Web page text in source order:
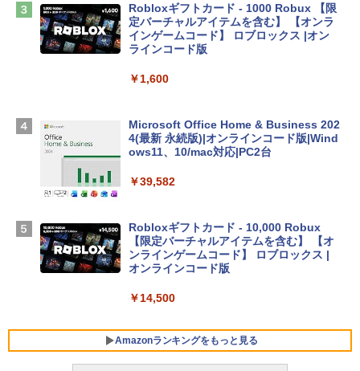
【Amazon.co.jp限定】 HP ノートパソコ
ン 15-fd 15.6インチ 16GBメモリ 512GB
SSD インテル Core 5
￥129,800
Apple 2026 MacBook Air M5チップ搭載
13インチノートブック：AIとApple Intell
igence、13.6インチLiquid Retinaディ
TB SSDストレージ、12MPセンターフレ
￥261,414
コン Vivobook 15 M1502NAQ 15.6イン
版) 搭載 Windows 11 重量1.7kg Wi-Fi 6
E クワイエットブルー M1502NAQ-R716
5BUWS
Robloxギフトカード - 1000 Robux 【限
定バーチャルアイテムを含む】 【オンラ
インゲームコード】 ロブロックス |オン
ラインコード版
￥1,600
Microsoft Office Home & Business 202
4(最新 永続版)|オンラインコード版|Wind
ows11、10/mac対応|PC2台
￥39,582
Robloxギフトカード - 10,000 Robux
【限定バーチャルアイテムを含む】 【オ
ンラインゲームコード】 ロブロックス |
オンラインコード版
￥14,500
Amazonランキングをもっと見る